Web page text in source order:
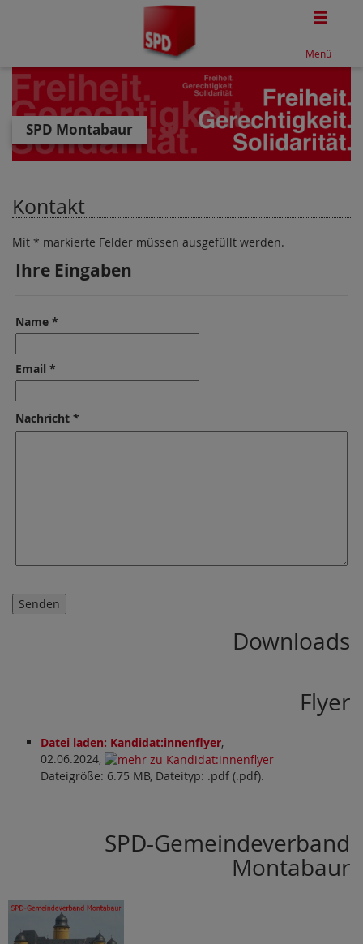
Menü
SPD Montabaur
Kontakt
Mit * markierte Felder müssen ausgefüllt werden.
Ihre Eingaben
Name *
Email *
Nachricht *
Downloads
Flyer
Datei laden: Kandidat:innenflyer,
02.06.2024,
Dateigröße: 6.75 MB, Dateityp: .pdf (.pdf).
SPD-Gemeindeverband
Montabaur